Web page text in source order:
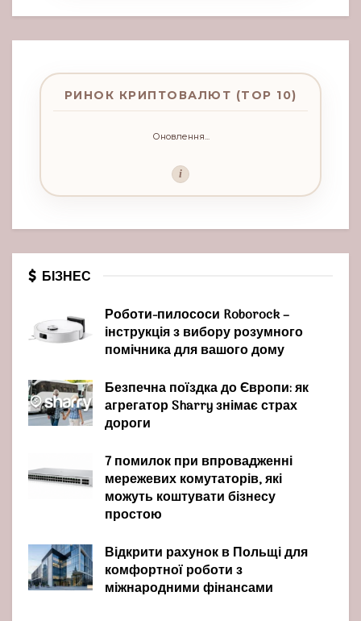
РИНОК КРИПТОВАЛЮТ (TOP 10)
Оновлення...
i
БІЗНЕС
Роботи-пилососи Roborock –
інструкція з вибору розумного
помічника для вашого дому
Безпечна поїздка до Європи: як
агрегатор Sharry знімає страх
дороги
7 помилок при впровадженні
мережевих комутаторів, які
можуть коштувати бізнесу
простою
Відкрити рахунок в Польщі для
комфортної роботи з
міжнародними фінансами